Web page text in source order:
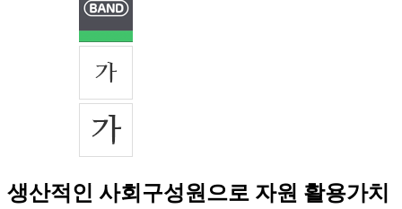
생산적인 사회구성원으로 자원 활용가치